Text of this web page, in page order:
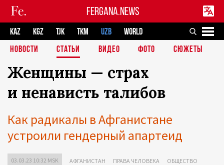
FERGANA.NEWS
KAZ KGZ TJK TKM UZB
WORLD
НОВОСТИ
СТАТЬИ ВИДЕО ФОТО СЮЖЕТЫ
Женщины — страх
и ненависть талибов
Как радикалы в Афганистане
устроили гендерный апартеид
03.03.23 10:32 MSK АФГАНИСТАН ПРАВА ЧЕЛОВЕКА ОБЩЕСТВО